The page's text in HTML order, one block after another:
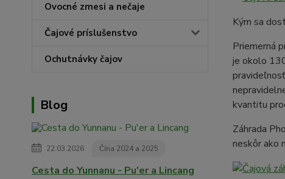
Ovocné zmesi a nečaje
Čajové príslušenstvo
Ochutnávky čajov
Blog
22.03.2026 Čína 2024 a 2025
Cesta do Yunnanu - Pu'er a Lincang
Kým sa
Priemerná
je okolo
kvantitu
Záhrada
neskôr ako